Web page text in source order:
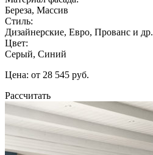
Береза, Массив
Стиль:
Дизайнерские, Евро, Прованс и др.
Цвет:
Серый, Синий
Цена: от 28 545 руб.
Рассчитать